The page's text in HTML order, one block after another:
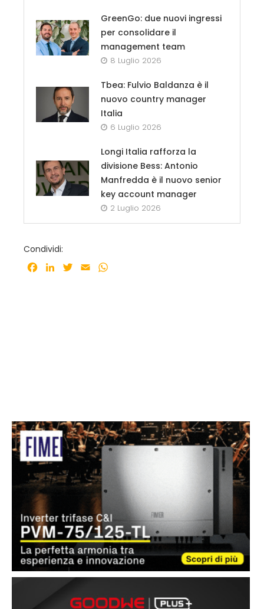
GreenGo: due nuovi ingressi
per consolidare il
management team
8 Luglio 2026
Tbea: Fulvio Baldanza è il
nuovo country manager
Italia
6 Luglio 2026
Longi Italia rafforza la
divisione Bess: Antonio
Manfredda è il nuovo senior
key account manager
2 Luglio 2026
Condividi:
Facebook
LinkedInTwitter
Email